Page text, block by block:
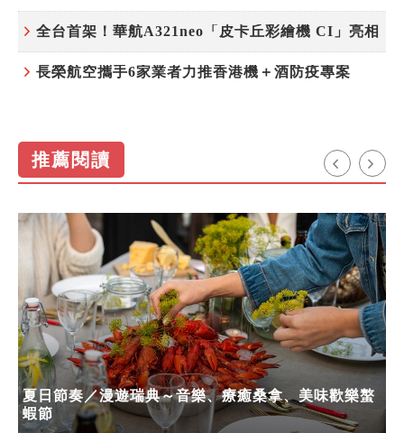
全台首架！華航A321neo「皮卡丘彩繪機 CI」亮相
長榮航空攜手6家業者力推香港機＋酒防疫專案
推薦閱讀
夏日節奏／漫遊瑞典～音樂、療癒桑拿、美味歡樂螯
蝦節